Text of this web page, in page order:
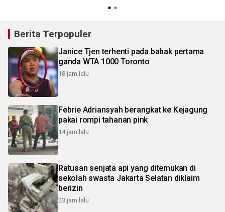
Berita Terpopuler
Janice Tjen terhenti pada babak pertama
ganda WTA 1000 Toronto
18 jam lalu
Febrie Adriansyah berangkat ke Kejagung
pakai rompi tahanan pink
14 jam lalu
Ratusan senjata api yang ditemukan di
sekolah swasta Jakarta Selatan diklaim
berizin
23 jam lalu